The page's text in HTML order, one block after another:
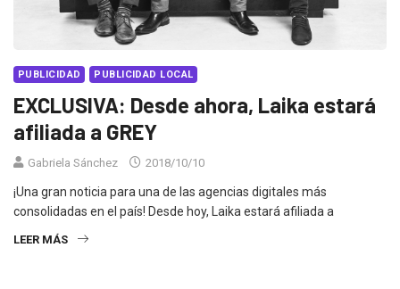
PUBLICIDAD PUBLICIDAD LOCAL
EXCLUSIVA: Desde ahora, Laika estará
afiliada a GREY
Gabriela Sánchez 2018/10/10
¡Una gran noticia para una de las agencias digitales más
consolidadas en el país! Desde hoy, Laika estará afiliada a
LEER MÁS